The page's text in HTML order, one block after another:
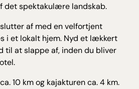
det spektakulære landskab.
af med en velfortjent
i et lokalt hjem. Nyd et lækkert
til at slappe af, inden du bliver
10 km og kajakturen ca. 4 km.